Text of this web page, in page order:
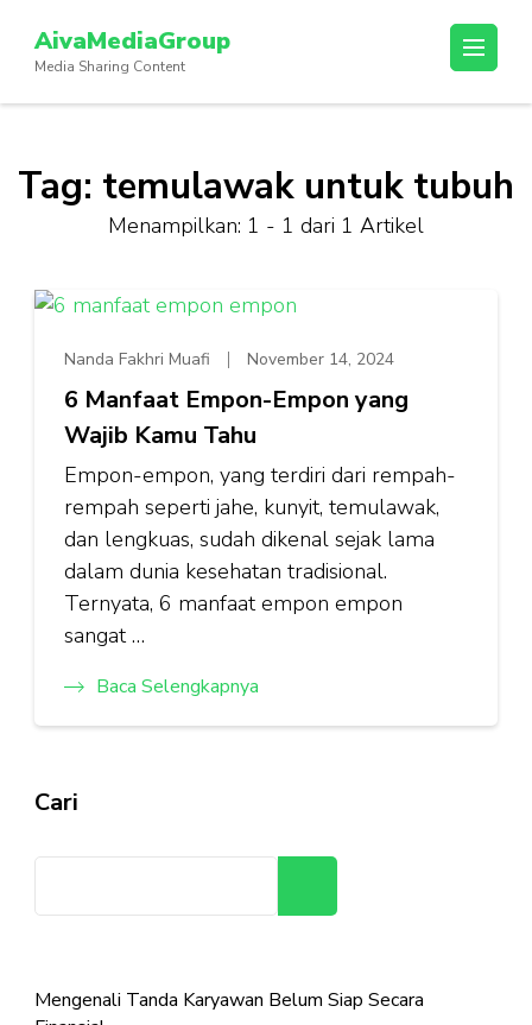
konten
(Tekan
AivaMediaGroup
Media Sharing Content
Tag: temulawak untuk tubuh
Menampilkan: 1 - 1 dari 1 Artikel
Nanda Fakhri Muafi November 14, 2024
6 Manfaat Empon-Empon yang
Wajib Kamu Tahu
Empon-empon, yang terdiri dari rempah-
rempah seperti jahe, kunyit, temulawak,
dan lengkuas, sudah dikenal sejak lama
dalam dunia kesehatan tradisional.
Ternyata, 6 manfaat empon empon
sangat …
Baca Selengkapnya
Cari
Mengenali Tanda Karyawan Belum Siap Secara